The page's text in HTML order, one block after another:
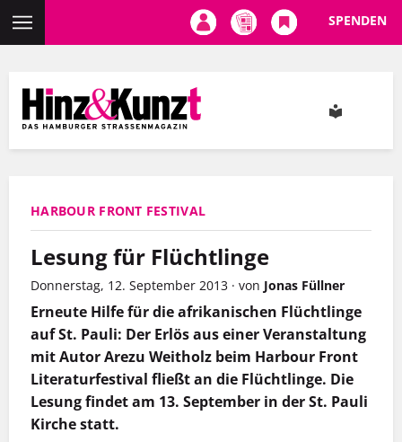
Inhalt
SPENDEN
HARBOUR FRONT FESTIVAL
Lesung für Flüchtlinge
Donnerstag, 12. September 2013 · von Jonas Füllner
Erneute Hilfe für die afrikanischen Flüchtlinge
auf St. Pauli: Der Erlös aus einer Veranstaltung
mit Autor Arezu Weitholz beim Harbour Front
Literaturfestival fließt an die Flüchtlinge. Die
Lesung findet am 13. September in der St. Pauli
Kirche statt.